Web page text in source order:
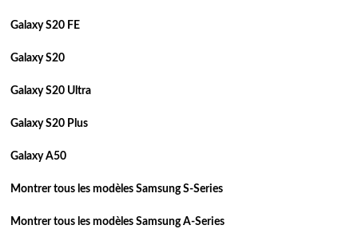
Galaxy S20 FE
Galaxy S20
Galaxy S20 Ultra
Galaxy S20 Plus
Galaxy A50
Montrer tous les modèles Samsung S-Series
Montrer tous les modèles Samsung A-Series